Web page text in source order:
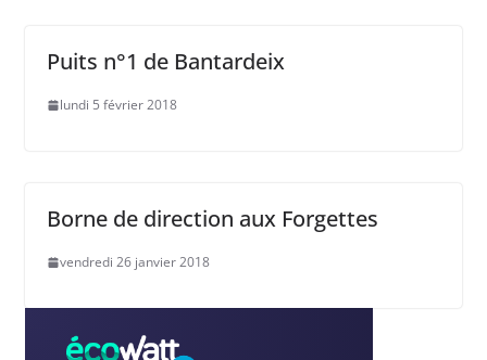
Puits n°1 de Bantardeix
lundi 5 février 2018
Borne de direction aux Forgettes
vendredi 26 janvier 2018